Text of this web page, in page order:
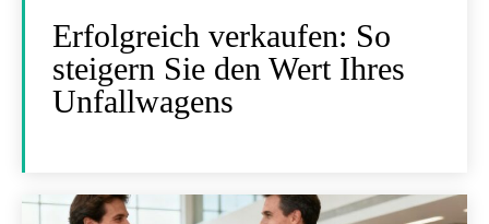
Erfolgreich verkaufen: So
steigern Sie den Wert Ihres
Unfallwagens